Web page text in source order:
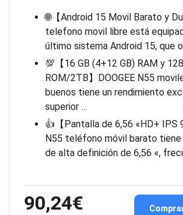
🌐【Android 15 Movil Barato y
telefono movil libre está
último sistema Android 15, que
💯【16 GB (4+12 GB) RAM y
ROM/2TB】DOOGEE N55
buenos tiene un rendimiento
superior …
👍【Pantalla de 6,56 «HD+ IPS
N55 teléfono móvil barato tiene
de alta definición de 6,56 «,
90,24€